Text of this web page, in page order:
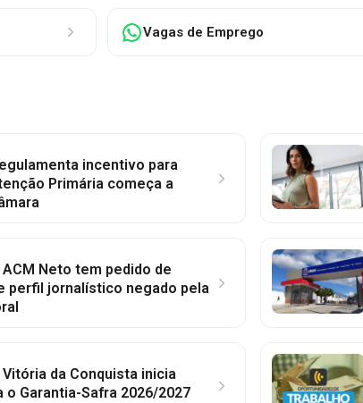
Vagas de Emprego
incentivo para
Primária começa a
Neto tem pedido de
perfil jornalístico negado pela
da Conquista inicia
o Garantia-Safra 2026/2027